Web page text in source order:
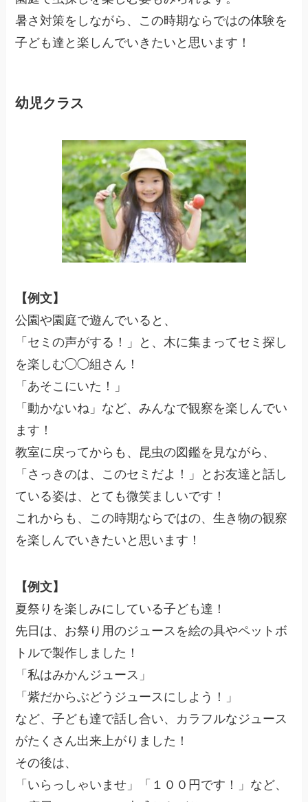
暑さ対策をしながら、この時期ならではの体験を
子ども達と楽しんでいきたいと思います！
幼児クラス
【例文】
公園や園庭で遊んでいると、
「セミの声がする！」と、木に集まってセミ探し
を楽しむ◯◯組さん！
「あそこにいた！」
「動かないね」など、みんなで観察を楽しんでい
ます！
教室に戻ってからも、昆虫の図鑑を見ながら、
「さっきのは、このセミだよ！」とお友達と話し
ている姿は、とても微笑ましいです！
これからも、この時期ならではの、生き物の観察
を楽しんでいきたいと思います！
【例文】
夏祭りを楽しみにしている子ども達！
先日は、お祭り用のジュースを絵の具やペットボ
トルで製作しました！
「私はみかんジュース」
「紫だからぶどうジュースにしよう！」
など、子ども達で話し合い、カラフルなジュース
がたくさん出来上がりました！
その後は、
「いらっしゃいませ」「１００円です！」など、